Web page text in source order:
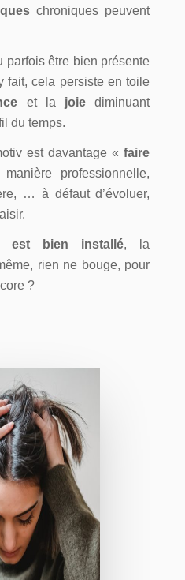
chroniques peuvent
parfois être bien présente
fait, cela persiste en toile
et la joie diminuant
du temps.
est davantage «faire
professionnelle,
… à défaut d’évoluer,
est bien installé, la
rien ne bouge, pour
?